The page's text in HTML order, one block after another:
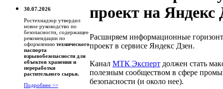
30.07.2026
Ростехнадзор утвердил
новое руководство по
безопасности, содержащее
рекомендации по
оформлению технического
паспорта
взрывобезопасности для
объектов хранения и
переработки
растительного сырья.
Подробнее >>
проект на Яндекс
Расширяем информационные
проект в сервисе Яндекс Дзен.
Канал МТК Эксперт должен стать
полезным сообществом в сфере
безопасности (и около нее).